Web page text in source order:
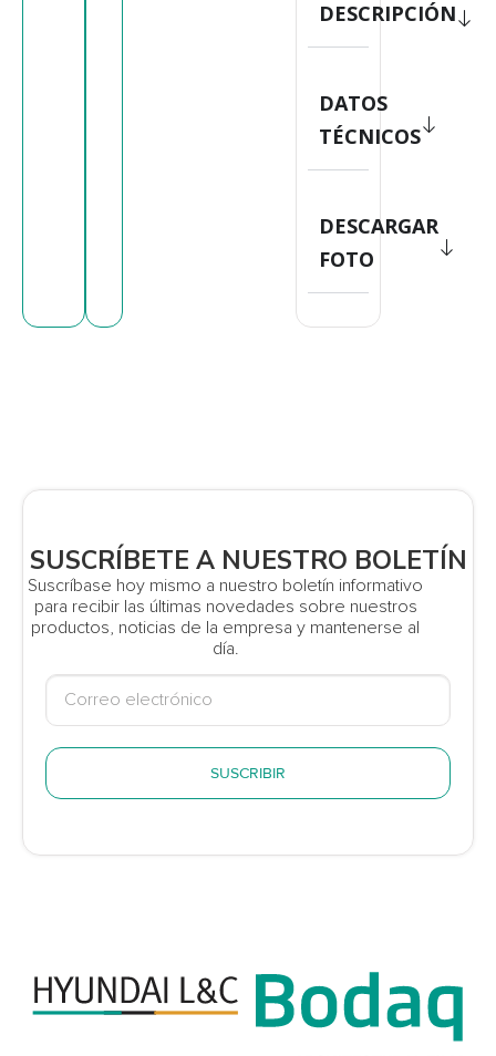
DESCRIPCIÓN
DATOS
TÉCNICOS
DESCARGAR
FOTO
SUSCRÍBETE A NUESTRO BOLETÍN
Suscríbase hoy mismo a nuestro boletín informativo
para recibir las últimas novedades sobre nuestros
productos, noticias de la empresa y mantenerse al
día.
SUSCRIBIR